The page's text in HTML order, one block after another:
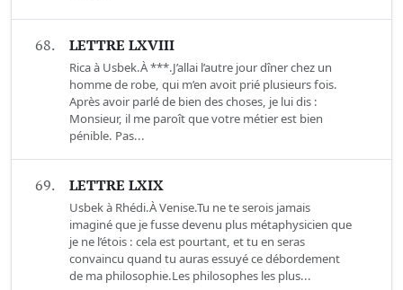
68. LETTRE LXVIII
Rica à Usbek.À ***.J’allai l’autre jour dîner chez un
homme de robe, qui m’en avoit prié plusieurs fois.
Après avoir parlé de bien des choses, je lui dis :
Monsieur, il me paroît que votre métier est bien
pénible. Pas...
69. LETTRE LXIX
Usbek à Rhédi.À Venise.Tu ne te serois jamais
imaginé que je fusse devenu plus métaphysicien que
je ne l’étois : cela est pourtant, et tu en seras
convaincu quand tu auras essuyé ce débordement
de ma philosophie.Les philosophes les plus...